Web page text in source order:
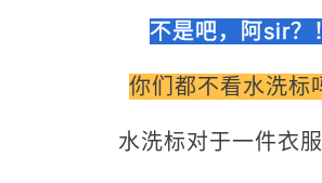
不是吧，阿sir？！
你们都不看水洗标
水洗标对于一件衣